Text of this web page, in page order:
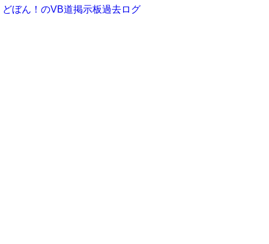
どぼん！のVB道掲示板過去ログ